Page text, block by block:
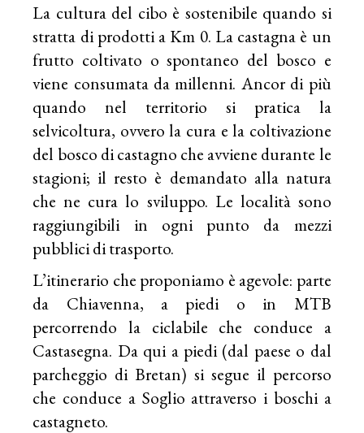
La cultura del cibo è sostenibile quando si
stratta di prodotti a Km 0. La castagna è un
frutto coltivato o spontaneo del bosco e
viene consumata da millenni. Ancor di più
quando nel territorio si pratica la
selvicoltura, ovvero la cura e la coltivazione
del bosco di castagno che avviene durante le
stagioni; il resto è demandato alla natura
che ne cura lo sviluppo. Le località sono
raggiungibili in ogni punto da mezzi
pubblici di trasporto.
L’itinerario che proponiamo è agevole: parte
da Chiavenna, a piedi o in MTB
percorrendo la ciclabile che conduce a
Castasegna. Da qui a piedi (dal paese o dal
parcheggio di Bretan) si segue il percorso
che conduce a Soglio attraverso i boschi a
castagneto.